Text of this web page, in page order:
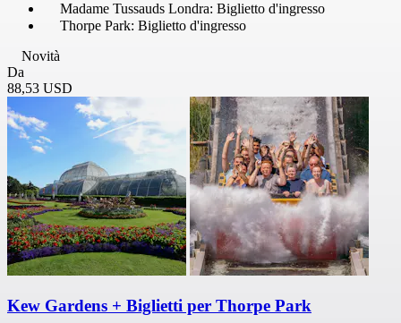
Madame Tussauds Londra: Biglietto d'ingresso
Thorpe Park: Biglietto d'ingresso
Novità
Da
88,53 USD
Kew Gardens + Biglietti per Thorpe Park